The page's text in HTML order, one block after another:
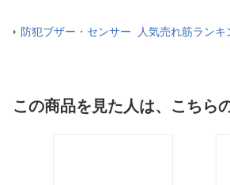
防犯ブザー・センサー 人気売れ筋ランキ
この商品を見た人は、こちら